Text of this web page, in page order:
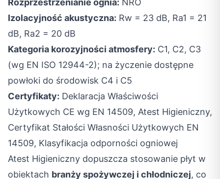
Rozprzestrzenianie ognia: NRO
Izolacyjność akustyczna: Rw = 23 dB, Ra1 = 21
dB, Ra2 = 20 dB
Kategoria korozyjności atmosfery: C1, C2, C3
(wg EN ISO 12944-2); na życzenie dostępne
powłoki do środowisk C4 i C5
Certyfikaty: Deklaracja Właściwości
Użytkowych CE wg EN 14509, Atest Higieniczny,
Certyfikat Stałości Własności Użytkowych EN
14509, Klasyfikacja odporności ogniowej
Atest Higieniczny dopuszcza stosowanie płyt w
obiektach branży spożywczej i chłodniczej, co